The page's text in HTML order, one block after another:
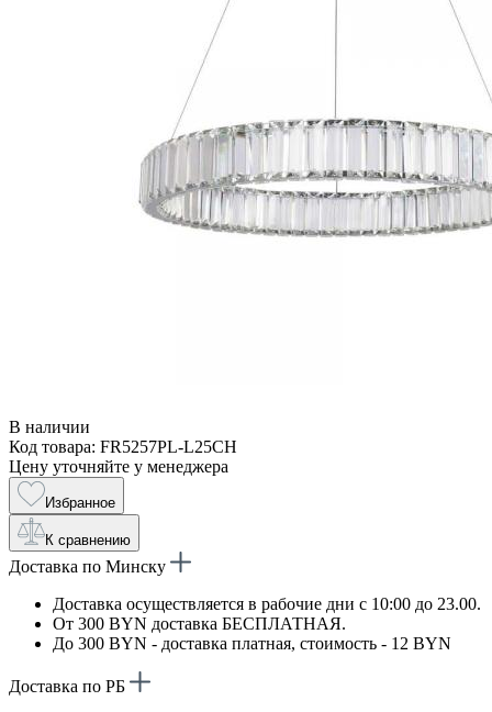
В наличии
Код товара: FR5257PL-L25CH
Цену уточняйте у менеджера
Избранное
К сравнению
Доставка по Минску
Доставка осуществляется в рабочие дни с 10:00 до 23.00.
От 300 BYN доставка БЕСПЛАТНАЯ.
До 300 BYN - доставка платная, стоимость - 12 BYN
Доставка по РБ